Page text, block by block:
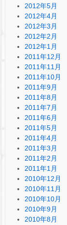
2012年5月
2012年4月
2012年3月
2012年2月
2012年1月
2011年12月
2011年11月
2011年10月
2011年9月
2011年8月
2011年7月
2011年6月
2011年5月
2011年4月
2011年3月
2011年2月
2011年1月
2010年12月
2010年11月
2010年10月
2010年9月
2010年8月